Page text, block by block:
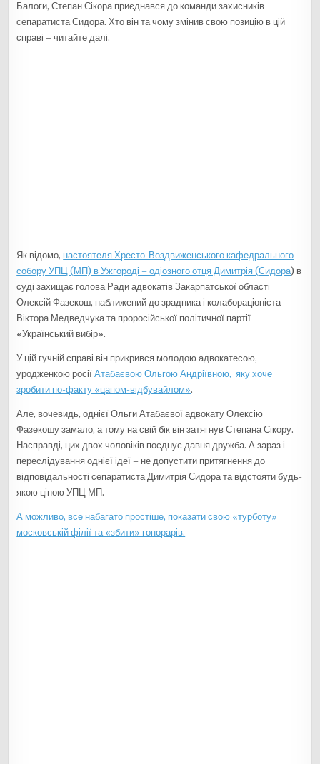
Балоги, Степан Сікора приєднався до команди захисників
сепаратиста Сидора. Хто він та чому змінив свою позицію в цій
справі – читайте далі.
Як відомо, настоятеля Хресто-Воздвиженського кафедрального
собору УПЦ (МП) в Ужгороді – одіозного отця Димитрія (Сидора) в
суді захищає голова Ради адвокатів Закарпатської області
Олексій Фазекош, наближений до зрадника і колабораціоніста
Віктора Медведчука та проросійської політичної партії
«Український вибір».
У цій гучній справі він прикрився молодою адвокатесою,
уродженкою росіїАтабаєвою Ольгою Андріївною, яку хоче
зробити по-факту «цапом-відбувайлом».
Але, вочевидь, однієї Ольги Атабаєвої адвокату Олексію
Фазекошу замало, а тому на свій бік він затягнув Степана Сікору.
Насправді, цих двох чоловіків поєднує давня дружба. А зараз і
переслідування однієї ідеї – не допустити притягнення до
відповідальності сепаратиста Димитрія Сидора та відстояти будь-
якою ціною УПЦ МП.
А можливо, все набагато простіше, показати свою «турботу»
московській філії та «збити» гонорарів.